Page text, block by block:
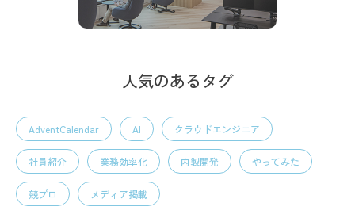
人気のあるタグ
AdventCalendar AI クラウドエンジニア
社員紹介 業務効率化 内製開発 やってみた
競プロ メディア掲載